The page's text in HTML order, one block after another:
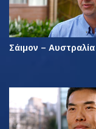
Σάιμον – Αυστραλία